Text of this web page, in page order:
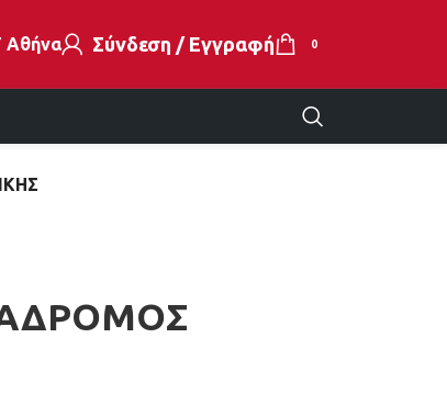
Αθήνα Σύνδεση / Εγγραφή 0